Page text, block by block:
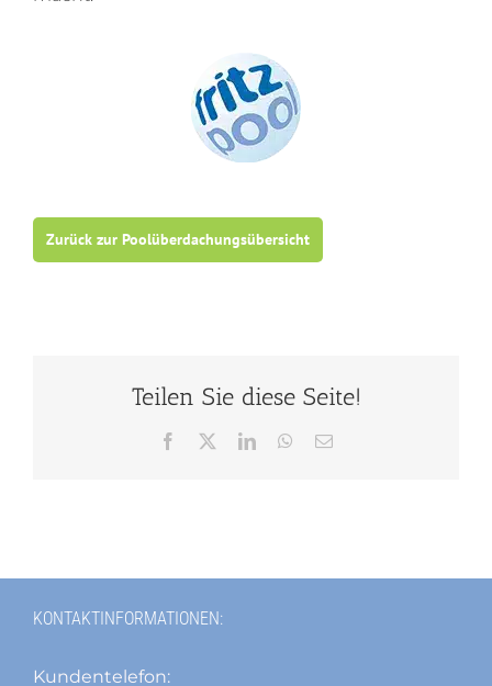
Zurück zur Poolüberdachungsübersicht
Teilen Sie diese Seite!
Facebook LinkedInWhatsApp
E-
KONTAKTINFORMATIONEN:
Kundentelefon: